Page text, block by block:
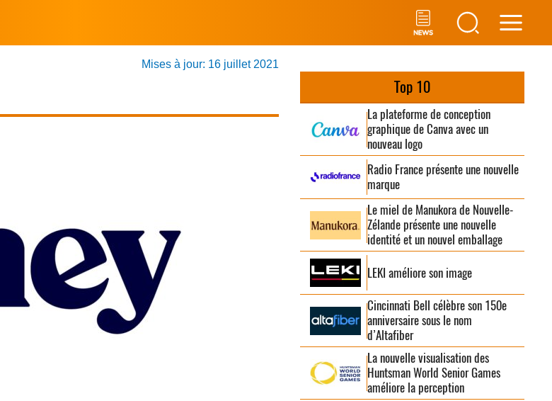
Mises à jour: 16 juillet 2021
Top 10
La plateforme de conception
graphique de Canva avec un
nouveau logo
Radio France présente une nouvelle
marque
Le miel de Manukora de Nouvelle-
Zélande présente une nouvelle
identité et un nouvel emballage
LEKI améliore son image
Cincinnati Bell célèbre son 150e
anniversaire sous le nom
d’Altafiber
La nouvelle visualisation des
Huntsman World Senior Games
améliore la perception